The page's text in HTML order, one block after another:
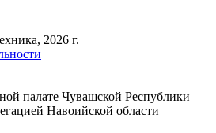
2026 г.
палате Чувашской Республики
Навоийской области